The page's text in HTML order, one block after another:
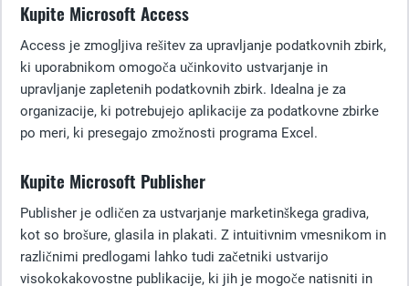
Kupite Microsoft Access
Access je zmogljiva rešitev za upravljanje podatkovnih zbirk,
ki uporabnikom omogoča učinkovito ustvarjanje in
upravljanje zapletenih podatkovnih zbirk. Idealna je za
organizacije, ki potrebujejo aplikacije za podatkovne zbirke
po meri, ki presegajo zmožnosti programa Excel.
Kupite Microsoft Publisher
Publisher je odličen za ustvarjanje marketinškega gradiva,
kot so brošure, glasila in plakati. Z intuitivnim vmesnikom in
različnimi predlogami lahko tudi začetniki ustvarijo
visokokakovostne publikacije, ki jih je mogoče natisniti in